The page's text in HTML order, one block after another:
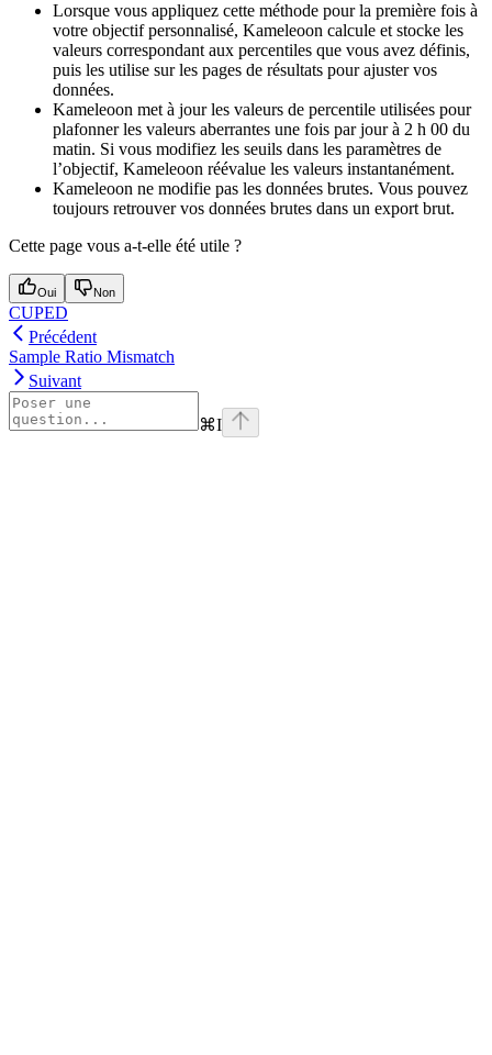
Lorsque vous appliquez cette méthode pour la première fois à
votre objectif personnalisé, Kameleoon calcule et stocke les
valeurs correspondant aux percentiles que vous avez définis,
puis les utilise sur les pages de résultats pour ajuster vos
données.
Kameleoon met à jour les valeurs de percentile utilisées pour
plafonner les valeurs aberrantes une fois par jour à 2 h 00 du
matin. Si vous modifiez les seuils dans les paramètres de
l’objectif, Kameleoon réévalue les valeurs instantanément.
Kameleoon ne modifie pas les données brutes. Vous pouvez
toujours retrouver vos données brutes dans un export brut.
Cette page vous a-t-elle été utile ?
Oui Non
CUPED
Précédent
Sample Ratio Mismatch
Suivant
⌘I